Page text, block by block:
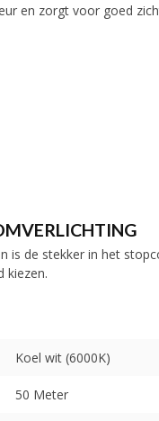
en zorgt voor goed
is de stekker in het
kiezen.
Koel wit (6000K)
50 Meter